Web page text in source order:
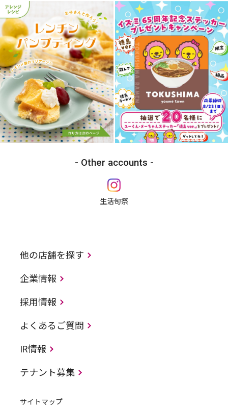
Other accounts
生活旬祭
他の店舗を探す
企業情報
採用情報
よくあるご質問
IR情報
テナント募集
サイトマップ